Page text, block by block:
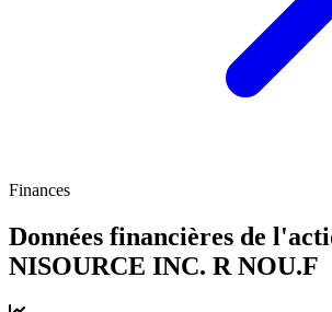
Finances
Données financières de
NISOURCE INC. R NOU.F